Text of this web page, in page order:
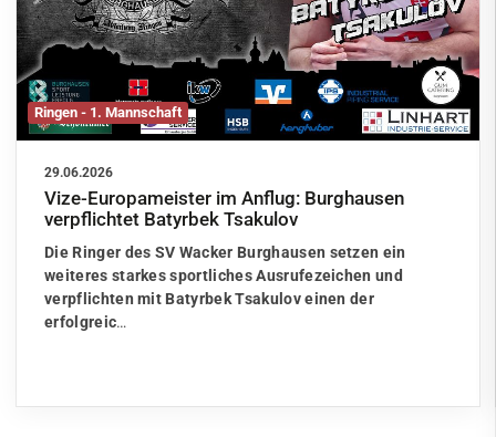
Ringen - 1. Mannschaft
29.06.2026
Vize-Europameister im Anflug: Burghausen
verpflichtet Batyrbek Tsakulov
Die Ringer des SV Wacker Burghausen setzen ein
weiteres starkes sportliches Ausrufezeichen und
verpflichten mit Batyrbek Tsakulov einen der
erfolgreic…